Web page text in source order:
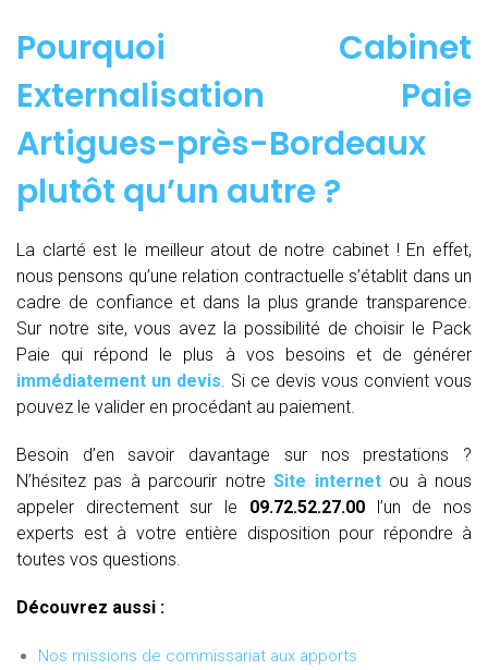
Pourquoi Cabinet
Externalisation Paie
Artigues-près-Bordeaux
plutôt qu’un autre ?
La clarté est le meilleur atout de notre cabinet ! En effet,
nous pensons qu’une relation contractuelle s’établit dans un
cadre de confiance et dans la plus grande transparence.
Sur notre site, vous avez la possibilité de choisir le Pack
Paie qui répond le plus à vos besoins et de générer
immédiatement un devis . Si ce devis vous convient vous
pouvez le valider en procédant au paiement.
Besoin d’en savoir davantage sur nos prestations ?
N’hésitez pas à parcourir notreSite internet ou à nous
appeler directement sur le 09.72.52.27.00l’un de nos
experts est à votre entière disposition pour répondre à
toutes vos questions.
Découvrez aussi :
Nos missions de commissariat aux apports